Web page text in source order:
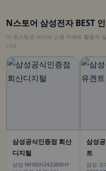
N스토어 삼성전자 BEST
이 포스팅은 네이버 쇼핑 커넥트 활동의
니다.
삼성공식인증점 회산
디지털
삼성 WH80H2420BBHY
삼성
트
삼성 오